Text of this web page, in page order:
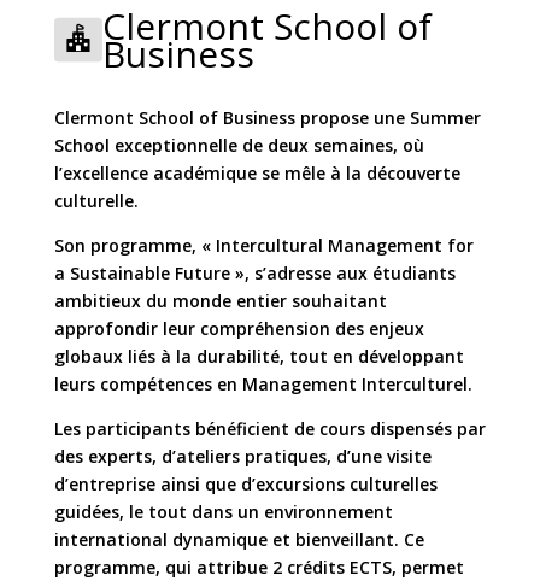
Clermont School of
Business
Clermont School of Business propose une Summer
School exceptionnelle de deux semaines, où
l’excellence académique se mêle à la découverte
culturelle.
Son programme, « Intercultural Management for
a Sustainable Future », s’adresse aux étudiants
ambitieux du monde entier souhaitant
approfondir leur compréhension des enjeux
globaux liés à la durabilité, tout en développant
leurs compétences en Management Interculturel.
Les participants bénéficient de cours dispensés par
des experts, d’ateliers pratiques, d’une visite
d’entreprise ainsi que d’excursions culturelles
guidées, le tout dans un environnement
international dynamique et bienveillant. Ce
programme, qui attribue 2 crédits ECTS, permet